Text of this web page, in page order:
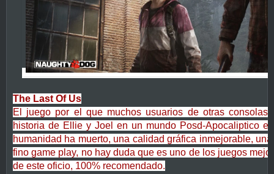
The Last Of Us
El juego por el que muchos usuarios de otras consolas
historia de Ellie y Joel en un mundo Posd-Apocaliptico
humanidad ha muerto, una calidad gráfica inmejorable,
fino game play, no hay duda que es uno de los juegos
de este oficio, 100% recomendado.